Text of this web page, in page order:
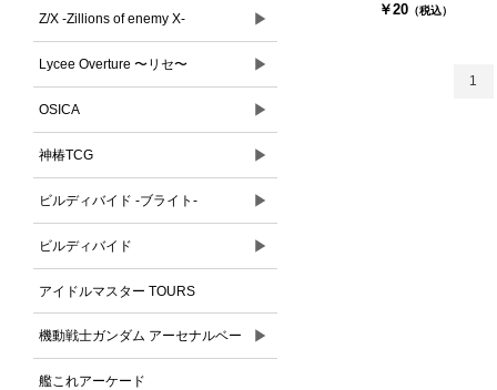
Z/X -Zillions of enemy X- ▶
Lycee Overture 〜リセ〜 ▶
OSICA ▶
神椿TCG ▶
ビルディバイド -ブライト- ▶
ビルディバイド ▶
アイドルマスター TOURS
機動戦士ガンダム アーセナルベー
ス
▶
艦これアーケード
￥20 （税込）
1